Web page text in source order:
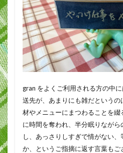
gran をよくご利用される方の中
送先が、あまりにも雑だという
材やメニューにまつわることを
に時間を奪われ、半分眠りなが
し、あっさりしすぎで情がない
か、というご指摘に返す言葉も